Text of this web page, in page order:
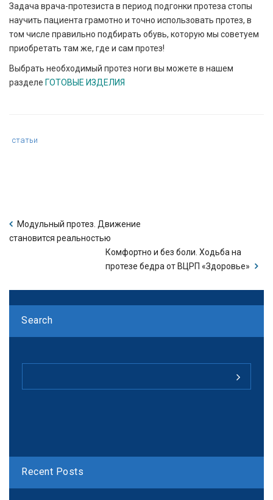
Задача врача-протезиста в период подгонки протеза стопы
научить пациента грамотно и точно использовать протез, в
том числе правильно подбирать обувь, которую мы советуем
приобретать там же, где и сам протез!
Выбрать необходимый протез ноги вы можете в нашем
разделе ГОТОВЫЕ ИЗДЕЛИЯ
Category
статьи
Модульный протез. Движение
становится реальностью
Комфортно и без боли. Ходьба на
протезе бедра от ВЦРП «Здоровье»
Search
Recent Posts